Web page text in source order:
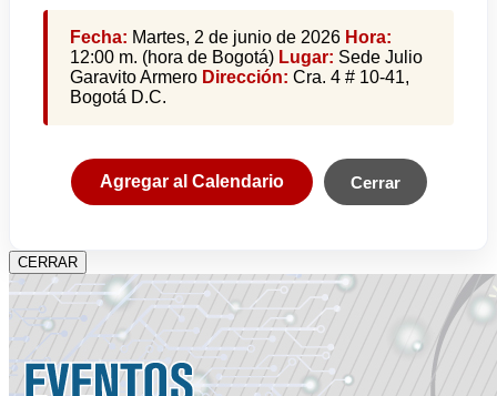
Fecha: Martes, 2 de junio de 2026 Hora:
12:00 m. (hora de Bogotá) Lugar: Sede Julio
Garavito Armero Dirección: Cra. 4 # 10-41,
Bogotá D.C.
Agregar al Calendario Cerrar
CERRAR